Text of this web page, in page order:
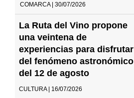
COMARCA | 30/07/2026
La Ruta del Vino propone
una veintena de
experiencias para disfrutar
del fenómeno astronómico
del 12 de agosto
CULTURA | 16/07/2026